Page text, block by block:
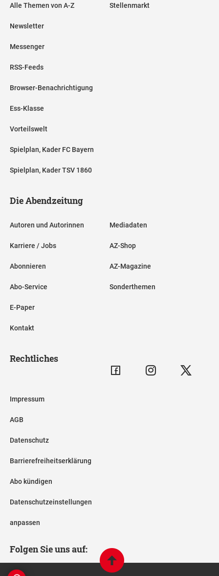
Alle Themen von A-Z
Newsletter
Messenger
RSS-Feeds
Browser-Benachrichtigung
Ess-Klasse
Vorteilswelt
Spielplan, Kader FC Bayern
Spielplan, Kader TSV 1860
Stellenmarkt
Die Abendzeitung
Autoren und Autorinnen
Karriere / Jobs
Abonnieren
Abo-Service
E-Paper
Kontakt
Mediadaten
AZ-Shop
AZ-Magazine
Sonderthemen
Rechtliches
Impressum
AGB
Datenschutz
Barrierefreiheitserklärung
Abo kündigen
Datenschutzeinstellungen
anpassen
Folgen Sie uns auf: